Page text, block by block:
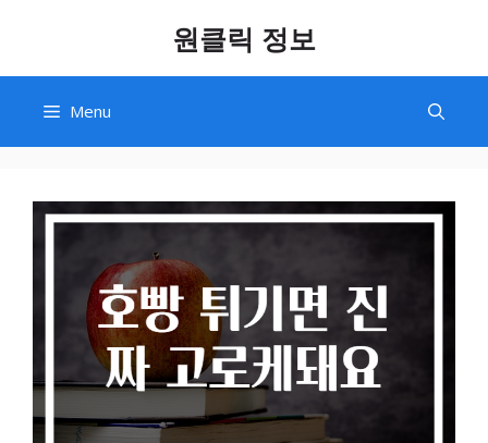
content
원클릭 정보
Menu